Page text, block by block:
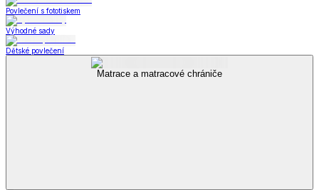
Povlečení s fototiskem
Výhodné sady
Dětské povlečení
Matrace a matracové chrániče